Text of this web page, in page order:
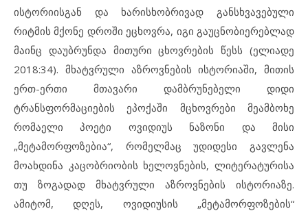
ისტორიისგან და ხარისხობრივად განსხვავებული
რიტმის მქონე დროში ეცხოვრა, იგი გაუცნობიერებლად
მაინც დაუბრუნდა მითური ცხოვრების წესს (ელიადე
2018:34). მხატვრული აზროვნების ისტორიაში, მითის
ერთ-ერთი მთავარი დამბრუნებელი დიდი
ტრანსფორმაციების ეპოქაში მცხოვრები მეამბოხე
რომაელი პოეტი ოვიდიუს ნაზონი და მისი
„მეტამორფოზებია“, რომელმაც უდიდესი გავლენა
მოახდინა კაცობრიობის ხელოვნების, ლიტერატურისა
თუ ზოგადად მხატვრული აზროვნების ისტორიაზე.
ამიტომ, დღეს, ოვიდიუსის „მეტამორფოზების“